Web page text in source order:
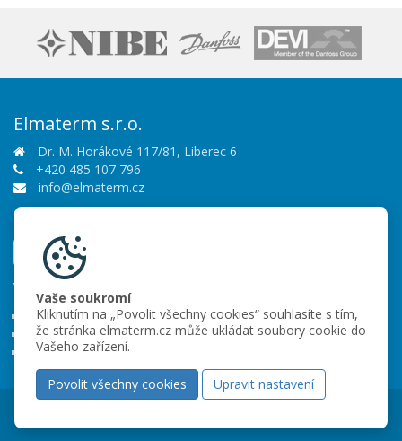
Elmaterm s.r.o.
Dr. M. Horákové 117/81, Liberec 6
+420 485 107 796
info@elmaterm.cz
Sledujte nás
Vše o nákupu
Obchodní podmínky
Ochrana osobních údajů
Partneři
Vaše soukromí
Kliknutím na „Povolit všechny cookies“ souhlasíte s tím,
že stránka elmaterm.cz může ukládat soubory cookie do
Vašeho zařízení.
Povolit všechny cookies Upravit nastavení